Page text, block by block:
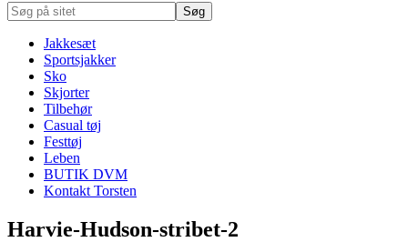
Søg
på
Jakkesæt
Sportsjakker
Sko
Skjorter
Tilbehør
Casual tøj
Festtøj
Leben
BUTIK DVM
Kontakt Torsten
Harvie-Hudson-stribet-2